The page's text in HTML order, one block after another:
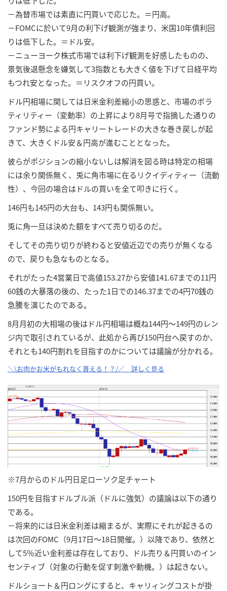
－為替市場では素直に円買いで応じた。＝円高。
－FOMCに於いて9月の利下げ観測が強まり、米国10年債利回
りは低下した。＝ドル安。
－ニューヨーク株式市場では利下げ観測を好感したものの、
景気後退懸念を嫌気して3指数とも大きく値を下げて日経平均
もつれ安となった。＝リスクオフの円買い。
ドル円相場に関しては日米金利差縮小の思惑と、市場のボラ
ティリティー（変動率）の上昇により8月号で指摘した通りの
ファンド勢による円キャリートレードの大きな巻き戻しが起
きて、大きくドル安＆円高が進むこととなった。
彼らがポジションの縮小ないしは解消を図る時は特定の相場
には余り関係無く、兎に角市場に在るリクイディティー（流動
性）、今回の場合はドルの買いを全て叩きに行く。
146円も145円の大台も、143円も関係無い。
兎に角一旦は決めた額をすべて売り切るのだ。
そしてその売り切りが終わると安値近辺での売りが無くなる
ので、戻りも急なものとなる。
それがたった4営業日で高値153.27から安値141.67までの11円
60銭の大暴落の後の、たった1日での146.37までの4円70銭の
急騰を演じたのである。
8月月初の大相場の後はドル円相場は概ね144円～149円のレン
ジ内で取引されているが、此処から再び150円台へ戻すのか、
それとも140円割れを目指すのかについては議論が分かれる。
＼\お肉かお米がもれなく貰える！？/／ 詳しく見る
※7月からのドル円日足ローソク足チャート
150円を目指すドルブル派（ドルに強気）の議論は以下の通り
である。
－将来的には日米金利差は縮まるが、実際にそれが起きるの
は次回のFOMC（9月17日～18日開催。）以降であり、依然と
して5％近い金利差は存在しており、ドル売り＆円買いのイン
センティブ（対象の行動を促す刺激や動機。）は起きない。
ドルショート＆円ロングにすると、キャリィングコストが掛